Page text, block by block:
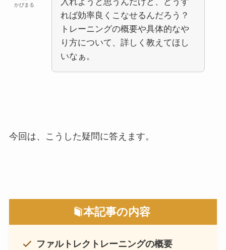
かぴまる
れば効率良くこなせるんだろう？
トレーニングの概要や具体的なや
り方について、詳しく教えてほし
いなぁ。
今回は、こうした疑問に答えます。
本記事の内容
ファルトレクトレーニングの概要